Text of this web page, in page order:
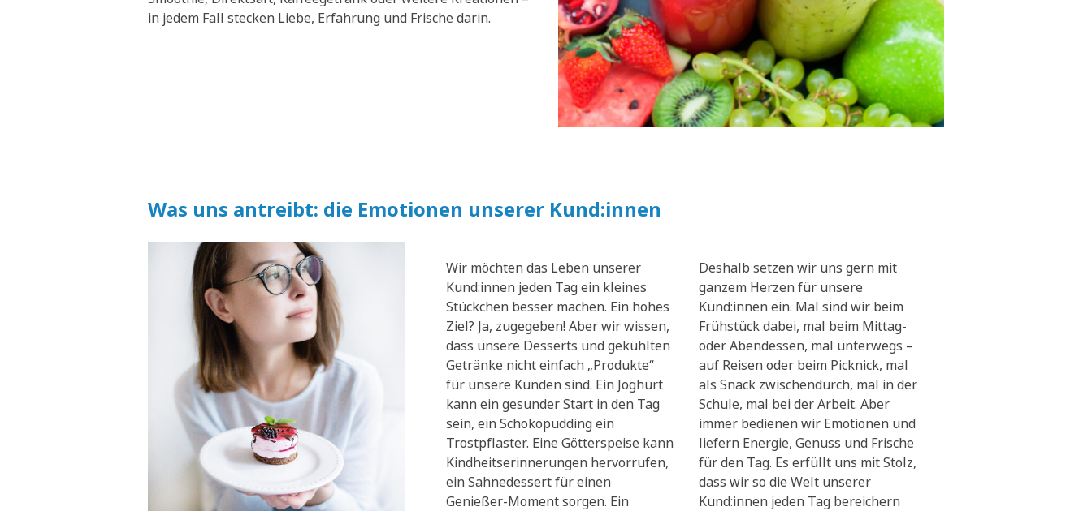
in jedem Fall stecken Liebe, Erfahrung und Frische darin.
Was uns antreibt: die Emotionen unserer Kund:innen
Wir möchten das Leben unserer
Kund:innen jeden Tag ein kleines
Stückchen besser machen. Ein hohes
Ziel? Ja, zugegeben! Aber wir wissen,
dass unsere Desserts und gekühlten
Getränke nicht einfach „Produkte“
für unsere Kunden sind. Ein Joghurt
kann ein gesunder Start in den Tag
sein, ein Schokopudding ein
Trostpflaster. Eine Götterspeise kann
Kindheitserinnerungen hervorrufen,
ein Sahnedessert für einen
Genießer-Moment sorgen. Ein
Deshalb setzen wir uns gern mit
ganzem Herzen für unsere
Kund:innen ein. Mal sind wir beim
Frühstück dabei, mal beim Mittag-
oder Abendessen, mal unterwegs –
auf Reisen oder beim Picknick, mal
als Snack zwischendurch, mal in der
Schule, mal bei der Arbeit. Aber
immer bedienen wir Emotionen und
liefern Energie, Genuss und Frische
für den Tag. Es erfüllt uns mit Stolz,
dass wir so die Welt unserer
Kund:innen jeden Tag bereichern